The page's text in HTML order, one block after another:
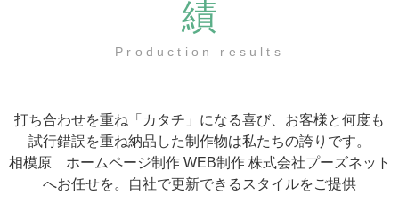
績
Production results
打ち合わせを重ね「カタチ」になる喜び、お客様と何度も
試行錯誤を重ね納品した制作物は私たちの誇りです。
相模原 ホームページ制作 WEB制作 株式会社プーズネット
へお任せを。自社で更新できるスタイルをご提供